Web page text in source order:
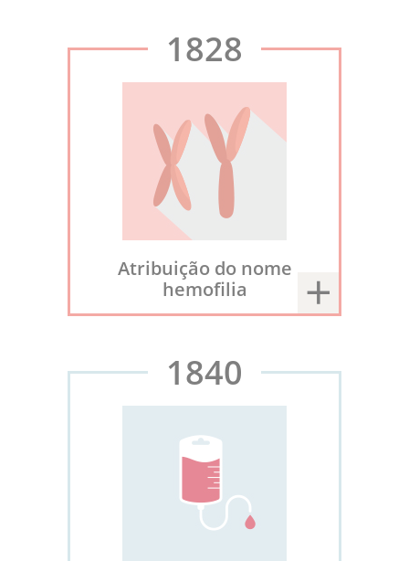
1828
Atribuição do nome
hemofilia
1840